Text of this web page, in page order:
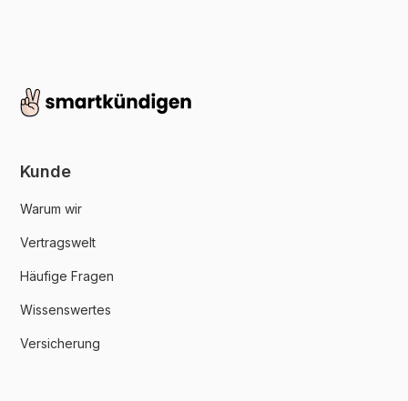
Kunde
Warum wir
Vertragswelt
Häufige Fragen
Wissenswertes
Versicherung